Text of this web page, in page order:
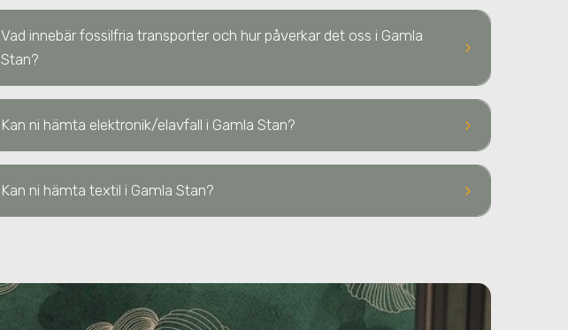
keyboard_arrow_right
Vad innebär fossilfria transporter och hur påverkar det oss i Gamla
Stan?
keyboard_arrow_right
Kan ni hämta elektronik/elavfall i Gamla Stan?
keyboard_arrow_right
Kan ni hämta textil i Gamla Stan?